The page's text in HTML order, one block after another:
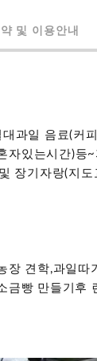
및 이용안내
과일 음료(커
자있는시간)등
장기자랑(지도
견학,과일따
빵 만들기후